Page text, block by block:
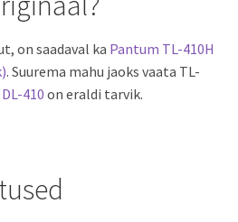
on saadaval ka Pantum TL-410H
. Suurema mahu jaoks vaata TL-
DL-410 on eraldi tarvik.